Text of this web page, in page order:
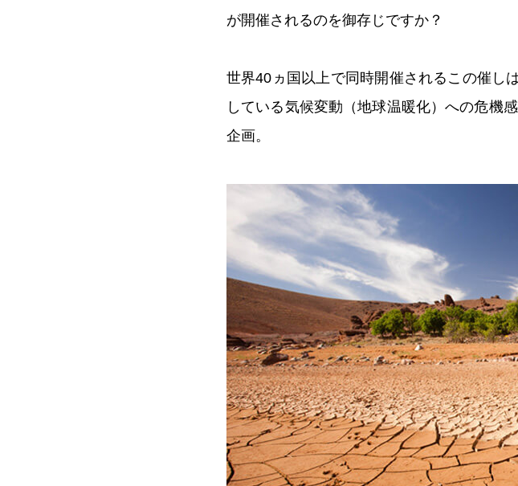
が開催されるのを御存じですか？
世界40ヵ国以上で同時開催されるこの催し
している気候変動（地球温暖化）への危機
企画。